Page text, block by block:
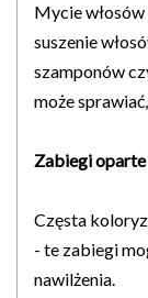
Mycie
suszenie
szamponów
może
Zabiegi oparte
Częsta
- te zabiegi
nawilżenia.